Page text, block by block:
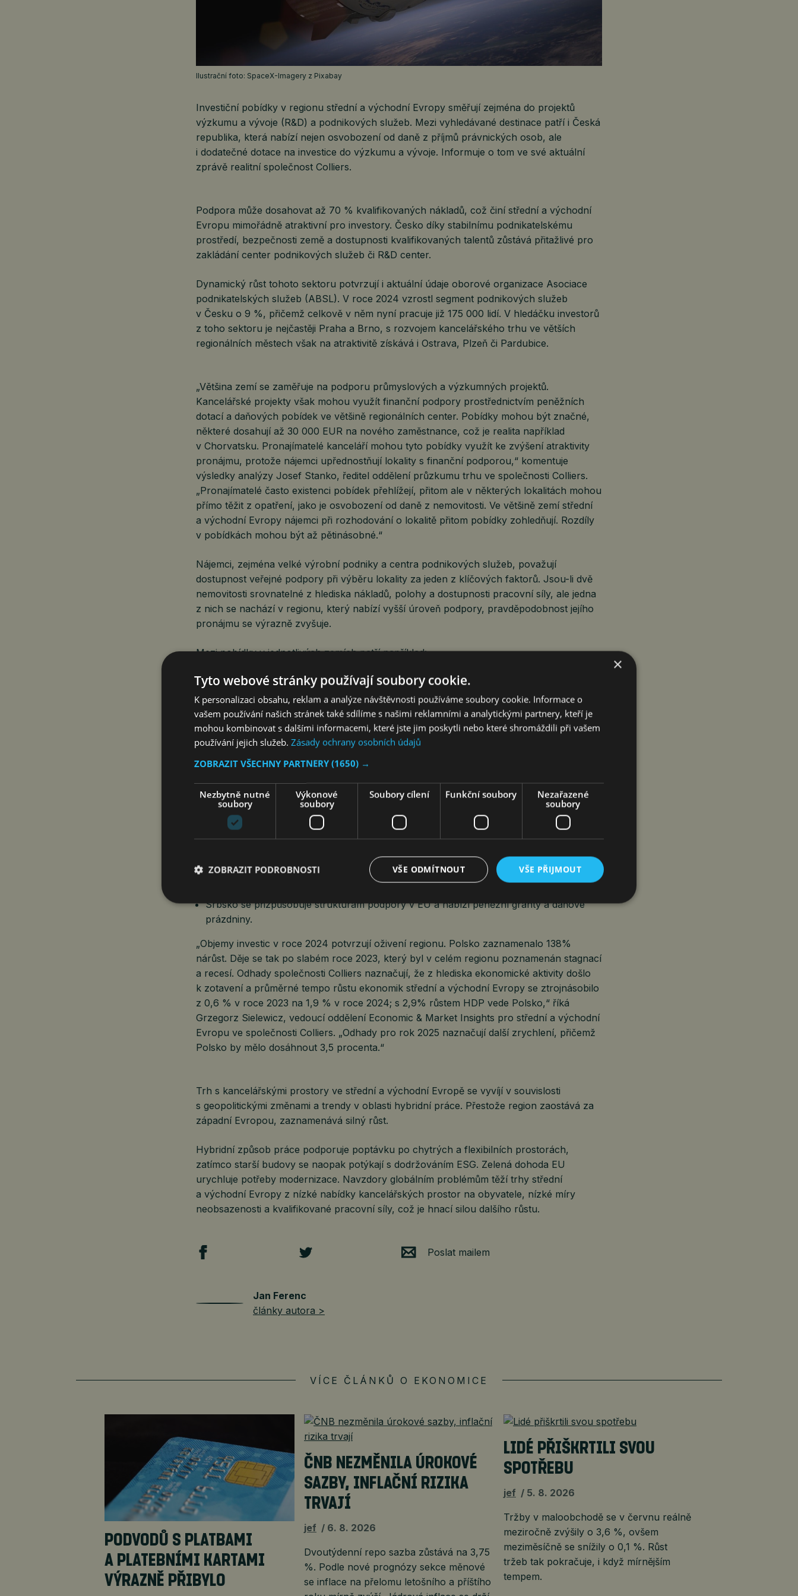
Ilustrační foto: SpaceX-Imagery z Pixabay
Investiční pobídky v regionu střední a východní Evropy směřují zejména do projektů
výzkumu a vývoje (R&D) a podnikových služeb. Mezi vyhledávané destinace patří i Česká
republika, která nabízí nejen osvobození od daně z příjmů právnických osob, ale
i dodatečné dotace na investice do výzkumu a vývoje. Informuje o tom ve své aktuální
zprávě realitní společnost Colliers.
Podpora může dosahovat až 70 % kvalifikovaných nákladů, což činí střední a východní
Evropu mimořádně atraktivní pro investory. Česko díky stabilnímu podnikatelskému
prostředí, bezpečnosti země a dostupnosti kvalifikovaných talentů zůstává přitažlivé pro
zakládání center podnikových služeb či R&D center.
Dynamický růst tohoto sektoru potvrzují i aktuální údaje oborové organizace Asociace
podnikatelských služeb (ABSL). V roce 2024 vzrostl segment podnikových služeb
v Česku o 9 %, přičemž celkově v něm nyní pracuje již 175 000 lidí. V hledáčku investorů
z toho sektoru je nejčastěji Praha a Brno, s rozvojem kancelářského trhu ve větších
regionálních městech však na atraktivitě získává i Ostrava, Plzeň či Pardubice.
„Většina zemí se zaměřuje na podporu průmyslových a výzkumných projektů.
Kancelářské projekty však mohou využít finanční podpory prostřednictvím peněžních
dotací a daňových pobídek ve většině regionálních center. Pobídky mohou být značné,
některé dosahují až 30 000 EUR na nového zaměstnance, což je realita například
v Chorvatsku. Pronajímatelé kanceláří mohou tyto pobídky využít ke zvýšení atraktivity
pronájmu, protože nájemci upřednostňují lokality s finanční podporou,“ komentuje
výsledky analýzy Josef Stanko, ředitel oddělení průzkumu trhu ve společnosti Colliers.
„Pronajímatelé často existenci pobídek přehlížejí, přitom ale v některých lokalitách mohou
přímo těžit z opatření, jako je osvobození od daně z nemovitosti. Ve většině zemí střední
a východní Evropy nájemci při rozhodování o lokalitě přitom pobídky zohledňují. Rozdíly
v pobídkách mohou být až pětinásobné.“
Nájemci, zejména velké výrobní podniky a centra podnikových služeb, považují
dostupnost veřejné podpory při výběru lokality za jeden z klíčových faktorů. Jsou-li dvě
nemovitosti srovnatelné z hlediska nákladů, polohy a dostupnosti pracovní síly, ale jedna
z nich se nachází v regionu, který nabízí vyšší úroveň podpory, pravděpodobnost jejího
pronájmu se výrazně zvyšuje.
Mezi pobídky v jednotlivých zemích patří například:
Česká republika nabízí osvobození od daně z příjmů právnických osob a dodatečné
dotace na investice do výzkumu a vývoje.
Bulharsko nabízí vysokou míru podpory, ale spoléhá především na všeobecné daňové
úlevy.
Chorvatsko poskytuje rozsáhlé daňové a peněžní pobídky, včetně podpory na
Estonsko má nižší míru podpory, ale dotuje projekty výzkumu a vývoje granty až do
výše 2 milionů EUR.
Maďarsko agresivně vyjednává o peněžních grantech a úlevách na dani z příjmu
právnických osob až do výše 80 % po dobu maximálně 13 let.
Polsko umožňuje získat maximální podporu povolenou EU a v poslední době zvýšilo
a pro projekty spřažené s výzkumem a vývojem.
Rumunsko poskytuje vysokou míru podpory, ale zaměřuje se především na investice do
Srbsko se přizpůsobuje strukturám podpory v EU a nabízí peněžní granty a daňové
prázdniny.
„Objemy investic v roce 2024 potvrzují oživení regionu. Polsko zaznamenalo 138%
nárůst. Děje se tak po slabém roce 2023, který byl v celém regionu poznamenán stagnací
a recesí. Odhady společnosti Colliers naznačují, že z hlediska ekonomické aktivity došlo
k zotavení a průměrné tempo růstu ekonomik střední a východní Evropy se ztrojnásobilo
z 0,6 % v roce 2023 na 1,9 % v roce 2024; s 2,9% růstem HDP vede Polsko,“ říká
Grzegorz Sielewicz, vedoucí oddělení Economic & Market Insights pro střední a východní
Evropu ve společnosti Colliers. „Odhady pro rok 2025 naznačují další zrychlení, přičemž
Polsko by mělo dosáhnout 3,5 procenta.“
Trh s kancelářskými prostory ve střední a východní Evropě se vyvíjí v souvislosti
s geopolitickými změnami a trendy v oblasti hybridní práce. Přestože region zaostává za
západní Evropou, zaznamenává silný růst.
Hybridní způsob práce podporuje poptávku po chytrých a flexibilních prostorách,
zatímco starší budovy se naopak potýkají s dodržováním ESG. Zelená dohoda EU
urychluje potřeby modernizace. Navzdory globálním problémům těží trhy střední
a východní Evropy z nízké nabídky kancelářských prostor na obyvatele, nízké míry
neobsazenosti a kvalifikované pracovní síly, což je hnací silou dalšího růstu.
Poslat mailem
Jan Ferenc
články autora >
VÍCE ČLÁNKŮ O EKONOMICE
PODVODŮ S PLATBAMI
A PLATEBNÍMI KARTAMI
VÝRAZNĚ PŘIBYLO
ČNB NEZMĚNILA ÚROKOVÉ
SAZBY, INFLAČNÍ RIZIKA
TRVAJÍ
jef 6. 8. 2026
Dvoutýdenní repo sazba zůstává na 3,75
%. Podle nové prognózy sekce měnové
se inflace na přelomu letošního a příštího
LIDÉ PŘIŠKRTILI SVOU
SPOTŘEBU
jef 5. 8. 2026
Tržby v maloobchodě se v červnu reálně
meziročně zvýšily o 3,6 %, ovšem
meziměsíčně se snížily o 0,1 %. Růst
tržeb tak pokračuje, i když mírnějším
tempem.
×
Tyto webové stránky používají soubory cookie.
K personalizaci obsahu, reklam a analýze návštěvnosti používáme soubory cookie. Informace o
vašem používání našich stránek také sdílíme s našimi reklamními a analytickými partnery, kteří je
mohou kombinovat s dalšími informacemi, které jste jim poskytli nebo které shromáždili při vašem
používání jejich služeb. Zásady ochrany osobních údajů
ZOBRAZIT VŠECHNY PARTNERY (1650) →
Nezbytně nutné
soubory
Výkonové
soubory
Soubory cílení Funkční soubory
Nezařazené
soubory
VŠE PŘIJMOUT
VŠE ODMÍTNOUT
ZOBRAZIT PODROBNOSTI